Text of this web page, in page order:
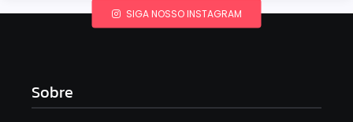
SIGA NOSSO INSTAGRAM
Sobre